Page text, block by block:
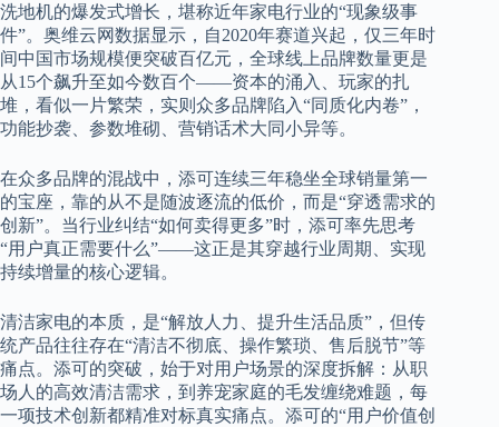
洗地机的爆发式增长，堪称近年家电行业的“现象级事
件”。奥维云网数据显示，自2020年赛道兴起，仅三年时
间中国市场规模便突破百亿元，全球线上品牌数量更是
从15个飙升至如今数百个——资本的涌入、玩家的扎
堆，看似一片繁荣，实则众多品牌陷入“同质化内卷”，
功能抄袭、参数堆砌、营销话术大同小异等。
在众多品牌的混战中，添可连续三年稳坐全球销量第一
的宝座，靠的从不是随波逐流的低价，而是“穿透需求的
创新”。当行业纠结“如何卖得更多”时，添可率先思考
“用户真正需要什么”——这正是其穿越行业周期、实现
持续增量的核心逻辑。
清洁家电的本质，是“解放人力、提升生活品质”，但传
统产品往往存在“清洁不彻底、操作繁琐、售后脱节”等
痛点。添可的突破，始于对用户场景的深度拆解：从职
场人的高效清洁需求，到养宠家庭的毛发缠绕难题，每
一项技术创新都精准对标真实痛点。添可的“用户价值创